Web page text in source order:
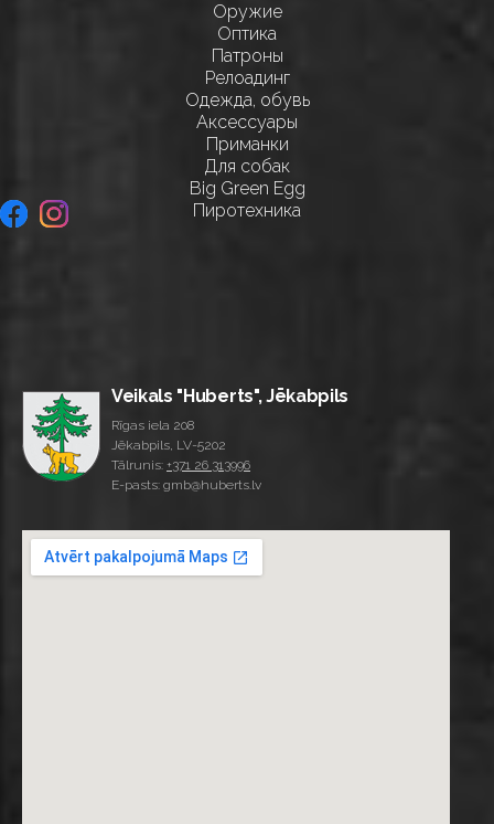
Оружие
Оптика
Патроны
Релоадинг
Одежда, обувь
Аксессуары
Приманки
Для собак
Big Green Egg
Пиротехника
Veikals "Huberts", Jēkabpils
Rīgas iela 208
Jēkabpils, LV-5202
Tālrunis: +371 26 313996
E-pasts: gmb@huberts.lv